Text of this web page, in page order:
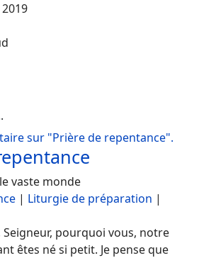
sur "Prière de repentance".
vaste monde
| Liturgie de préparation |
Seigneur, pourquoi vous, notre
êtes né si petit. Je pense que